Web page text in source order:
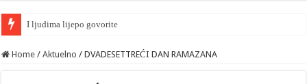
I ljudima lijepo govorite
Home / Aktuelno / DVADESETTREĆI DAN RAMAZANA